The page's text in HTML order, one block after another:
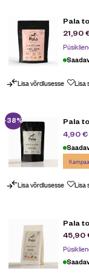
Pala
21,90
Lisa võrdlusesse Lisa
-38%
Pala
4,90€
Lisa võrdlusesse Lisa
Pala
45,90